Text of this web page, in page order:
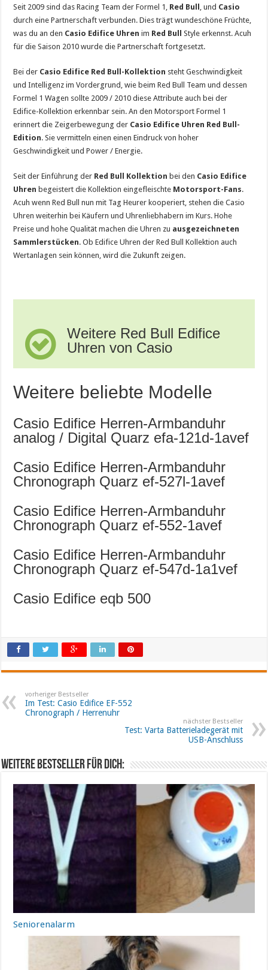
Seit 2009 sind das Racing Team der Formel 1, Red Bull , und Casio
durch eine Partnerschaft verbunden. Dies trägt wundeschöne Früchte,
was du an den Casio Edifice Uhren im Red Bull
Style erkennst. Acuh
für die Saison 2010 wurde die Partnerschaft fortgesetzt.
Bei der Casio Edifice Red Bull-Kollektion steht Geschwindigkeit
und Intelligenz im Vordergrund, wie beim Red Bull Team und dessen
Formel 1 Wagen sollte 2009 / 2010 diese Attribute auch bei der
Edifice-Kollektion erkennbar sein. An den Motorsport Formel 1
erinnert die Zeigerbewegung der Casio Edifice Uhren Red Bull-
Edition. Sie vermitteln einen einen Eindruck von hoher
Geschwindigkeit und Power / Energie.
Seit der Einführung der Red Bull Kollektion bei den Casio Edifice
Uhren begeistert die Kollektion eingefleischte Motorsport-Fans.
Acuh wenn Red Bull nun mit Tag Heurer kooperiert, stehen die Casio
Uhren weiterhin bei Käufern und Uhrenliebhabern im Kurs. Hohe
Preise und hohe Qualität machen die Uhren zu ausgezeichneten
Sammlerstücken. Ob Edifice Uhren der Red Bull Kollektion auch
Wertanlagen sein können, wird die Zukunft zeigen.
Weitere Red Bull Edifice
Uhren von Casio
Weitere beliebte Modelle
Casio Edifice Herren-Armbanduhr
analog / Digital Quarz efa-121d-1avef
Casio Edifice Herren-Armbanduhr
Chronograph Quarz ef-527l-1avef
Casio Edifice Herren-Armbanduhr
Chronograph Quarz ef-552-1avef
Casio Edifice Herren-Armbanduhr
Chronograph Quarz ef-547d-1a1vef
Casio Edifice eqb 500
vorheriger Bestseller
Im Test: Casio Edifice EF-552
Chronograph / Herrenuhr
nächster Bestseller
Test: Varta Batterieladegerät mit
USB-Anschluss
Weitere Bestseller für dich:
Seniorenalarm